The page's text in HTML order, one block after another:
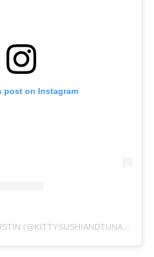
post on Instagram
A POST SHARED BY JUSTIN (@KITTYSUSHIANDTUNA)ON